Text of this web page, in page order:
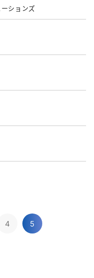
ションズ
4 5